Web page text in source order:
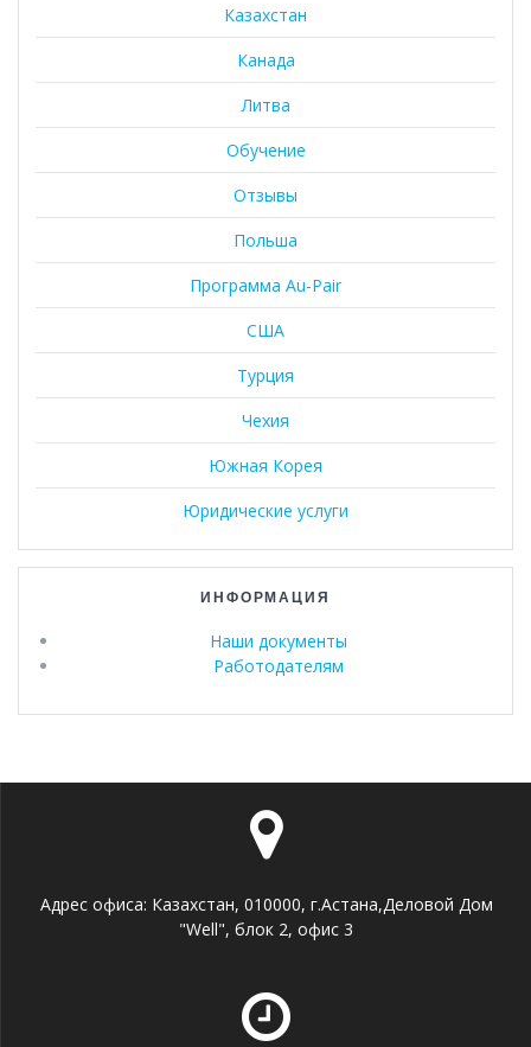
Казахстан
Канада
Литва
Обучение
Отзывы
Польша
Программа Au-Pair
США
Турция
Чехия
Южная Корея
Юридические услуги
ИНФОРМАЦИЯ
Наши документы
Работодателям
Адрес офиса: Казахстан, 010000, г.Астана,Деловой Дом
"Well", блок 2, офис 3